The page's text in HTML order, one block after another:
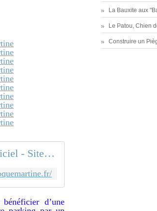
Site Officiel - Site emblématique régional 2022
d’une
La Bauxite aux
Le Patou, Chien
Construire un